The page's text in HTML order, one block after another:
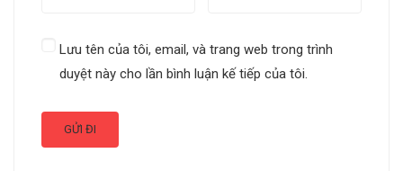
Lưu tên của tôi, email, và trang web trong trình
duyệt này cho lần bình luận kế tiếp của tôi.